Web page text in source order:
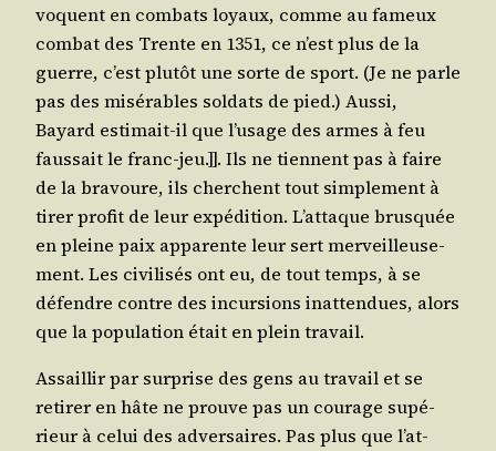
voquent en com­bats loyaux, comme au fameux
com­bat des Trente en 1351, ce n’est plus de la
guerre, c’est plu­tôt une sorte de sport. (Je ne parle
pas des misé­rables sol­dats de pied.) Aus­si,
Bayard esti­mait-il que l’u­sage des armes à feu
faus­sait le franc-jeu.]]. Ils ne tiennent pas à faire
de la bra­voure, ils cherchent tout sim­ple­ment à
tirer pro­fit de leur expé­di­tion. L’at­taque brus­quée
en pleine paix appa­rente leur sert mer­veilleu­se­
ment. Les civi­li­sés ont eu, de tout temps, à se
défendre contre des incur­sions inat­ten­dues, alors
que la popu­la­tion était en plein travail.
Assaillir par sur­prise des gens au tra­vail et se
reti­rer en hâte ne prouve pas un cou­rage supé­
rieur à celui des adver­saires. Pas plus que l’at­